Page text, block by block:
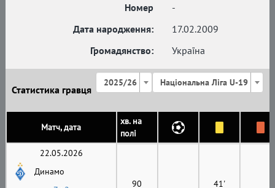
Номер
-
Дата народження:
17.02.2009
Громадянство:
Україна
Статистика гравця
2025/26 Національна Ліга U-19
Матч, дата
хв. на
полі
22.05.2026
Динамо
90 41'